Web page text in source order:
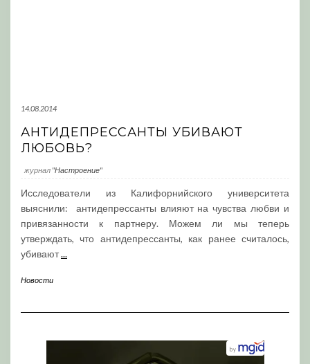
14.08.2014
АНТИДЕПРЕССАНТЫ УБИВАЮТ
ЛЮБОВЬ?
журнал "Настроение"
Исследователи из Калифорнийского университета
выяснили: антидепрессанты влияют на чувства любви и
привязанности к партнеру. Можем ли мы теперь
утверждать, что антидепрессанты, как ранее считалось,
убивают...
Новости